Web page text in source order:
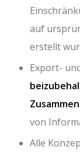
auf
erstellt
Export-
von
Alle